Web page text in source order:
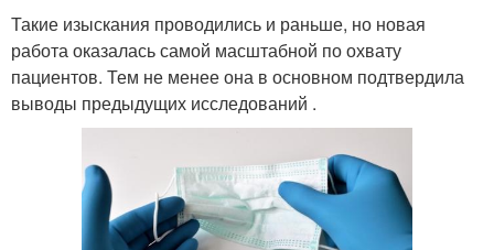
Такие изыскания проводились и раньше, но новая
работа оказалась самой масштабной по охвату
пациентов. Тем не менее она в основном подтвердила
выводы предыдущих исследований .